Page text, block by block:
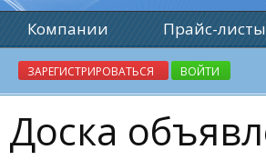
Доска
Компании Прайс-листы
Реклама
ЗАРЕГИСТРИРОВАТЬСЯ ВОЙТИ